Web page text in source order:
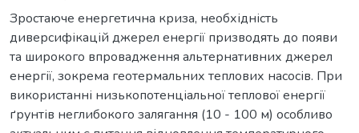
Зростаюче енергетична криза, необхідність
диверсифікацій джерел енергії призводять до появи
та широкого впровадження альтернативних джерел
енергії, зокрема геотермальних теплових насосів. При
використанні низькопотенціальної теплової енергії
ґрунтів неглибокого залягання (10 - 100 м) особливо